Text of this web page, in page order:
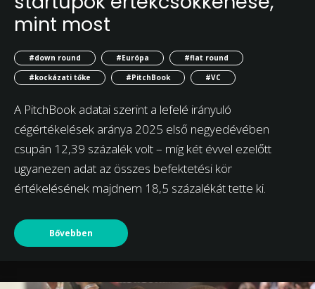
mint most
#down round #Európa
#flat round
#kockázati tőke
#PitchBook #VC
A PitchBook adatai szerint a lefelé irányuló
cégértékelések aránya 2025 első negyedévében
csupán 12,39 százalék volt – míg két évvel ezelőtt
ugyanezen adat az összes befektetési kör
értékelésének majdnem 18,5 százalékát tette ki.
Bővebben